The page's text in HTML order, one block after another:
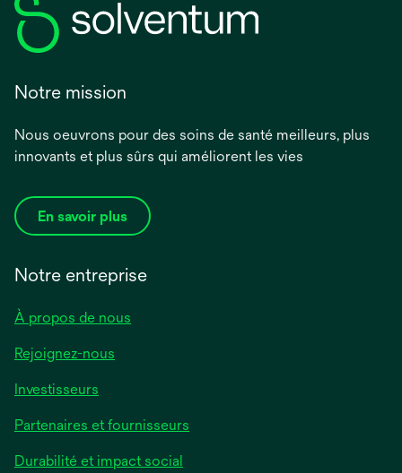
Notre mission
Nous oeuvrons pour des soins de santé meilleurs, plus
innovants et plus sûrs qui améliorent les vies
En savoir plus
Notre entreprise
À propos de nous
Rejoignez-nous
Investisseurs
Partenaires et fournisseurs
Durabilité et impact social